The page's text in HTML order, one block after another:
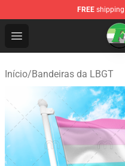
FREE
Open menu
Aromantic Flag Shop
Início/Bandeiras da LBGT